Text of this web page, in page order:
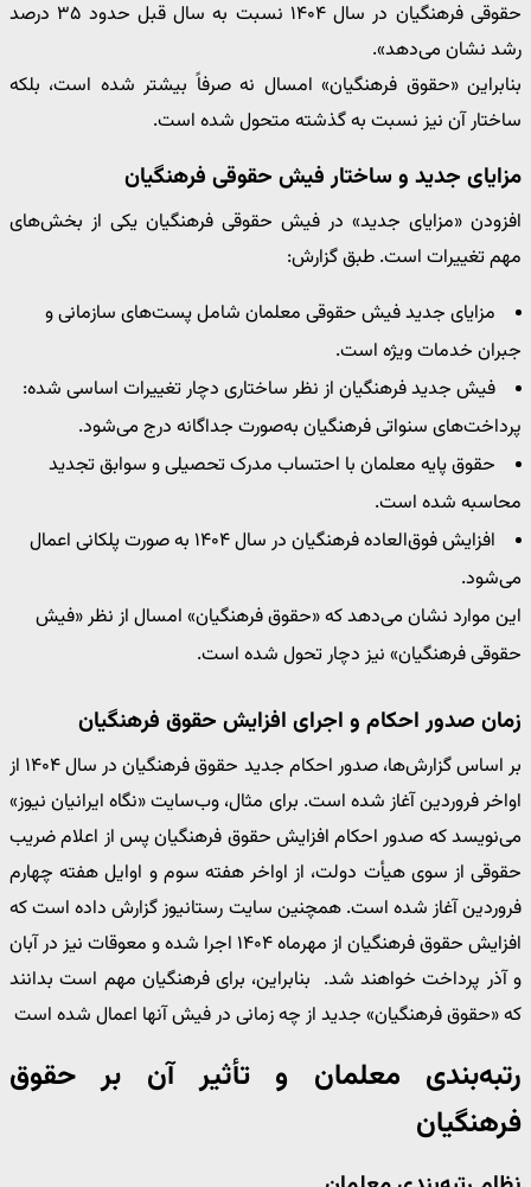
حقوقی فرهنگیان در سال ۱۴۰۴ نسبت به سال قبل حدود ۳۵ درصد
رشد نشان می‌دهد».
بنابراین «حقوق فرهنگیان» امسال نه صرفاً بیشتر شده است، بلکه
ساختار آن نیز نسبت به گذشته متحول شده است.
مزایای جدید و ساختار فیش حقوقی فرهنگیان
افزودن «مزایای جدید» در فیش حقوقی فرهنگیان یکی از بخش‌های
مهم تغییرات است. طبق گزارش:
مزایای جدید فیش حقوقی معلمان شامل پست‌های سازمانی و
جبران خدمات ویژه است.
فیش جدید فرهنگیان از نظر ساختاری دچار تغییرات اساسی شده:
پرداخت‌های سنواتی فرهنگیان به‌صورت جداگانه درج می‌شود.
حقوق پایه معلمان با احتساب مدرک تحصیلی و سوابق تجدید
محاسبه شده است.
افزایش فوق‌العاده فرهنگیان در سال ۱۴۰۴ به صورت پلکانی اعمال
می‌شود.
این موارد نشان می‌دهد که «حقوق فرهنگیان» امسال از نظر «فیش
حقوقی فرهنگیان» نیز دچار تحول شده است.
زمان صدور احکام و اجرای افزایش حقوق فرهنگیان
بر اساس گزارش‌ها، صدور احکام جدید حقوق فرهنگیان در سال ۱۴۰۴ از
اواخر فروردین آغاز شده است. برای مثال، وب‌سایت «نگاه ایرانیان نیوز»
می‌نویسد که صدور احکام افزایش حقوق فرهنگیان پس از اعلام ضریب
حقوقی از سوی هیأت دولت، از اواخر هفته سوم و اوایل هفته چهارم
فروردین آغاز شده است. همچنین سایت رستانیوز گزارش داده است که
افزایش حقوق فرهنگیان از مهرماه ۱۴۰۴ اجرا شده و معوقات نیز در آبان
و آذر پرداخت خواهند شد. بنابراین، برای فرهنگیان مهم است بدانند
که «حقوق فرهنگیان» جدید از چه زمانی در فیش آنها اعمال شده است
رتبه‌بندی معلمان و تأثیر آن بر حقوق
فرهنگیان